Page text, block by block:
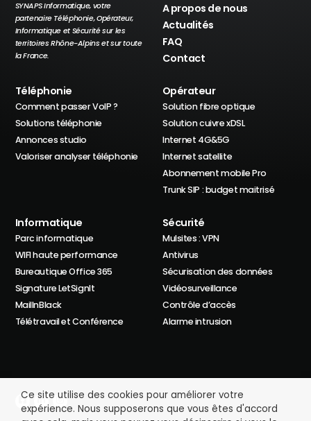
SYNAPS Informatique, votre
partenaire Téléphonie, Opérateur,
Informatique et Sécurité sur les
territoires Rhône-Alpins et sur toute
la France.
A propos de nous
Actualités
FAQ
Contact
Téléphonie
Comment passer VoIP ?
Solutions téléphonie
Annonces studio
Valoriser analyser téléphonie
Opérateur
Solution fibre optique
Solution cuivre xDSL
Internet 4G&5G
Internet satellite
Abonnement mobile Pro
Trunk SIP : budget maitrisé
Informatique
Parc informatique
WIFI haute performance
Bureautique Office 365
Signature LetSignIt
MailInBlack
Télétravail et Conférence
Sécurité
Mulsites : VPN
Antivirus
Sécurisation des données
Vidéosurveillance
Contrôle d’accès
Alarme intrusion
Ce site utilise des cookies pour améliorer votre
expérience. Nous supposerons que vous êtes d'accord